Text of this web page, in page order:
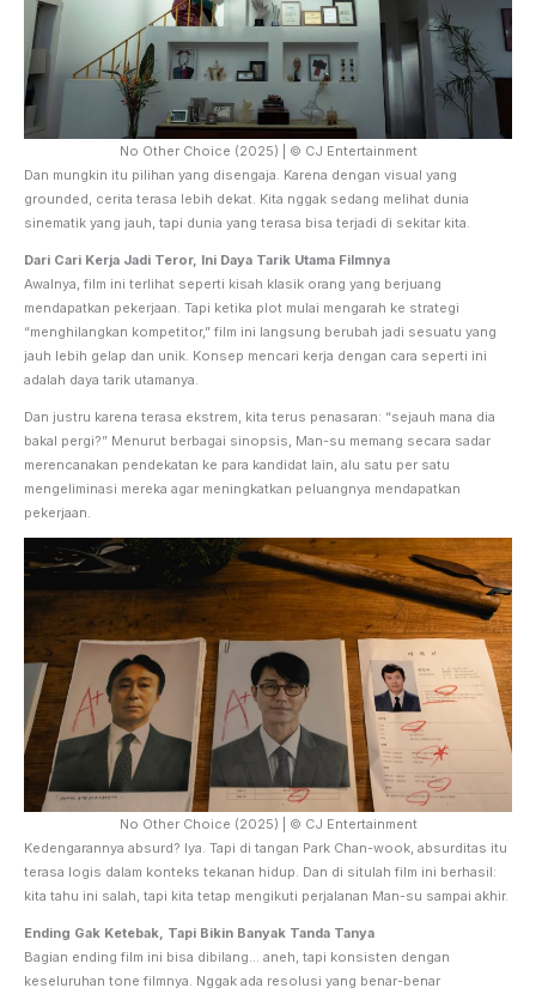
No Other Choice (2025) | © CJ Entertainment
Dan mungkin itu pilihan yang disengaja. Karena dengan visual yang
grounded, cerita terasa lebih dekat. Kita nggak sedang melihat dunia
sinematik yang jauh, tapi dunia yang terasa bisa terjadi di sekitar kita.
Dari Cari Kerja Jadi Teror, Ini Daya Tarik Utama Filmnya
Awalnya, film ini terlihat seperti kisah klasik orang yang berjuang
mendapatkan pekerjaan. Tapi ketika plot mulai mengarah ke strategi
“menghilangkan kompetitor,” film ini langsung berubah jadi sesuatu yang
jauh lebih gelap dan unik. Konsep mencari kerja dengan cara seperti ini
adalah daya tarik utamanya.
Dan justru karena terasa ekstrem, kita terus penasaran: “sejauh mana dia
bakal pergi?” Menurut berbagai sinopsis, Man-su memang secara sadar
merencanakan pendekatan ke para kandidat lain, alu satu per satu
mengeliminasi mereka agar meningkatkan peluangnya mendapatkan
pekerjaan.
No Other Choice (2025) | © CJ Entertainment
Kedengarannya absurd? Iya. Tapi di tangan Park Chan-wook, absurditas itu
terasa logis dalam konteks tekanan hidup. Dan di situlah film ini berhasil:
kita tahu ini salah, tapi kita tetap mengikuti perjalanan Man-su sampai akhir.
Ending Gak Ketebak, Tapi Bikin Banyak Tanda Tanya
Bagian ending film ini bisa dibilang… aneh, tapi konsisten dengan
keseluruhan tone filmnya. Nggak ada resolusi yang benar-benar